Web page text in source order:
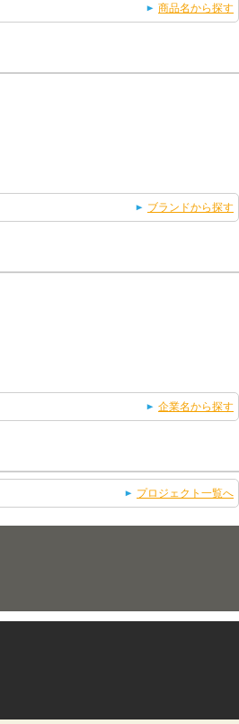
商品名から探す
ブランドから探す
企業名から探す
プロジェクト一覧へ